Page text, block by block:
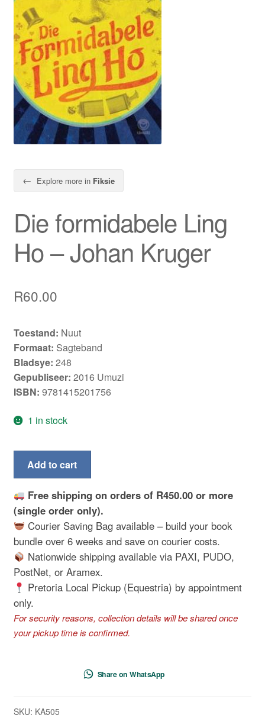
← Explore more in Fiksie
Die formidabele Ling
Ho – Johan Kruger
R60.00
Toestand: Nuut
Formaat: Sagteband
Bladsye: 248
Gepubliseer: 2016 Umuzi
ISBN: 9781415201756
1 in stock
formidabele
Ho
-
Johan
Kruger
quantity
Add to cart
Free shipping on orders of R450.00 or more
(single order only).
Courier Saving Bag available – build your book
bundle over 6 weeks and save on courier costs.
Nationwide shipping available via PAXI, PUDO,
PostNet, or Aramex.
Pretoria Local Pickup (Equestria) by appointment
only.
For security reasons, collection details will be shared once
your pickup time is confirmed.
Share on WhatsApp
SKU: KA505